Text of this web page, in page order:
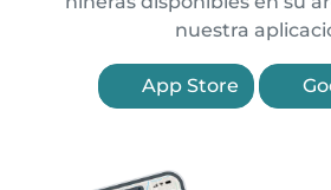
nuestra
App Store